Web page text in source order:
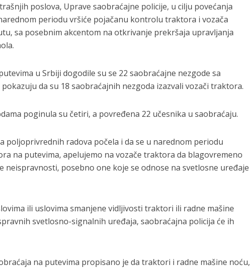
poslova, Uprave saobraćajne policije, u cilјu povećanja
periodu vršiće pojačanu kontrolu traktora i vozača
sa posebnim akcentom na otkrivanje prekršaja upravlјanja
u Srbiji dogodile su se 22 saobraćajne nezgode sa
da su 18 saobraćajnih nezgoda izazvali vozači traktora.
poginula su četiri, a povređena 22 učesnika u saobraćaju.
polјoprivrednih radova počela i da se u narednom periodu
na putevima, apelujemo na vozače traktora da blagovremeno
neispravnosti, posebno one koje se odnose na svetlosne uređaje
ili uslovima smanjene vidlјivosti traktori ili radne mašine
svetlosno-signalnih uređaja, saobraćajna policija će ih
na putevima propisano je da traktori i radne mašine noću,